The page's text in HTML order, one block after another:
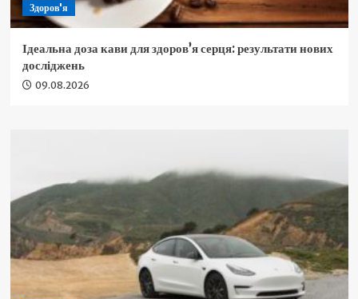
Здоров'я
Ідеальна доза кави для здоров’я серця: результати нових
досліджень
09.08.2026